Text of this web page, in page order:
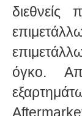
όγκο.